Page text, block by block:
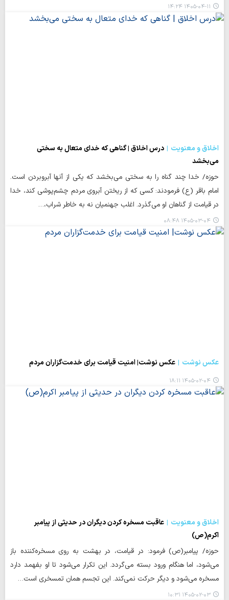
۱۴۰۵-۰۴-۱۱ ۱۴:۲۴
اخلاق و معنویت
درس اخلاق | گناهی که خدای متعال به سختی
می‌بخشد
حوزه/ خدا چند گناه را به سختی می‌بخشد که یکی از آنها آبروبردن است.
امام باقر (ع) فرمودند: کسی که از ریختن آبروی مردم چشم‌پوشی کند، خدا
در قیامت از گناهان او می‌گذرد. اغلب جهنمیان نه به خاطر شراب،…
۱۴۰۵-۰۳-۰۴ ۰۸:۴۸
عکس نوشت عکس نوشت| امنیت قیامت برای خدمت‌گزاران مردم
۱۴۰۵-۰۲-۰۴ ۱۸:۱۱
اخلاق و معنویت
عاقبت مسخره کردن دیگران در حدیثی از پیامبر
اکرم(ص)
حوزه/ پیامبر(ص) فرمود: در قیامت، در بهشت به روی مسخره‌کننده باز
می‌شود، اما هنگام ورود بسته می‌گردد. این تکرار می‌شود تا او بفهمد دارد
مسخره می‌شود و دیگر حرکت نمی‌کند. این تجسم همان تمسخری است…
۱۴۰۵-۰۲-۰۳ ۱۰:۳۱